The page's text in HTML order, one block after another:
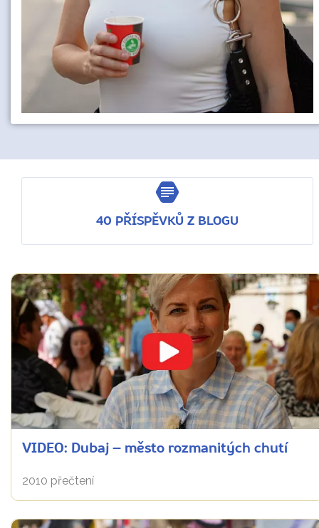
40 PŘÍSPĚVKŮ Z BLOGU
VIDEO: Dubaj – město rozmanitých chutí
2010 přečtení